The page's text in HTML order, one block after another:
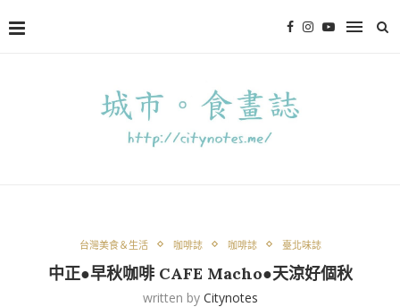
台灣美食＆生活 咖啡誌 咖啡誌 臺北味誌
中正●早秋咖啡 CAFE Macho●天涼好個秋
written by Citynotes